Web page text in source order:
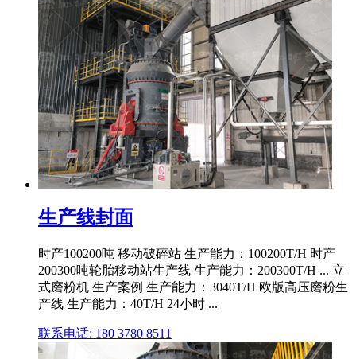
生产线封面
时产100200吨 移动破碎站 生产能力：100200T/H 时产
200300吨轮胎移动站生产线 生产能力：200300T/H ... 立
式磨粉机 生产案例 生产能力：3040T/H 欧版高压磨粉生
产线 生产能力：40T/H 24小时 ...
联系电话: 180 3780 8511